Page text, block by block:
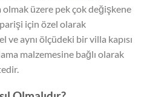
olmak üzere pek çok değişkene
için özel olarak
ve aynı ölçüdeki bir villa kapısı
malzemesine bağlı olarak